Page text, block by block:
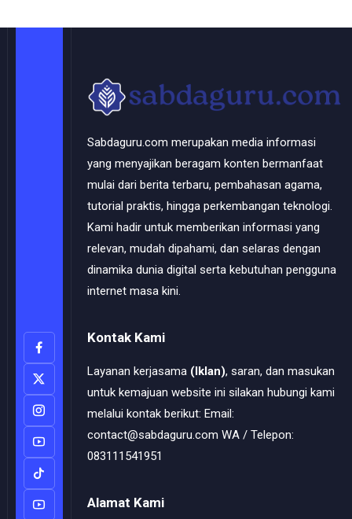
Sabdaguru.com merupakan media informasi
yang menyajikan beragam konten bermanfaat
mulai dari berita terbaru, pembahasan agama,
tutorial praktis, hingga perkembangan teknologi.
Kami hadir untuk memberikan informasi yang
relevan, mudah dipahami, dan selaras dengan
dinamika dunia digital serta kebutuhan pengguna
internet masa kini.
Kontak Kami
Layanan kerjasama (Iklan), saran, dan masukan
untuk kemajuan website ini silakan hubungi kami
melalui kontak berikut: Email:
contact@sabdaguru.com WA / Telepon:
083111541951
Alamat Kami